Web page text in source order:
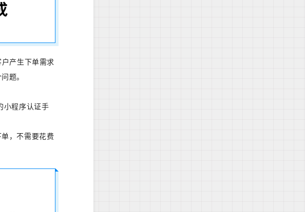
产生下单需求
题。
小程序认证手
，不需要花费